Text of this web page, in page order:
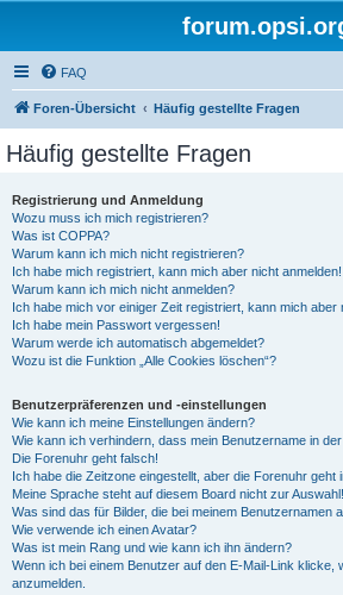
FAQ
Foren-Übersicht Häufig gestellte Fragen
Häufig gestellte Fragen
Registrierung und Anmeldung
Wozu muss ich mich registrieren?
Was ist COPPA?
Warum kann ich mich nicht registrieren?
Ich habe mich registriert, kann mich aber nicht anmelden!
Warum kann ich mich nicht anmelden?
Ich habe mich vor einiger Zeit registriert, kann mich aber
Ich habe mein Passwort vergessen!
Warum werde ich automatisch abgemeldet?
Wozu ist die Funktion „Alle Cookies löschen“?
Benutzerpräferenzen und -einstellungen
Wie kann ich meine Einstellungen ändern?
Wie kann ich verhindern, dass mein Benutzername in
Die Forenuhr geht falsch!
Ich habe die Zeitzone eingestellt, aber die Forenuhr geht
Meine Sprache steht auf diesem Board nicht zur Auswahl!
Was sind das für Bilder, die bei meinem Benutzernamen
Wie verwende ich einen Avatar?
Was ist mein Rang und wie kann ich ihn ändern?
Wenn ich bei einem Benutzer auf den E-Mail-Link klicke,
anzumelden.